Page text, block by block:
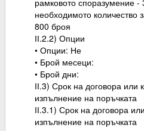
рамковото споразумение -
необходимото количество
800 броя
ІІ.2.2) Опции
• Опции: Не
• Брой месеци:
• Брой дни:
ІІ.3) Срок на договора или
изпълнение на поръчката
ІІ.3.1) Срок на договора
изпълнение на поръчката